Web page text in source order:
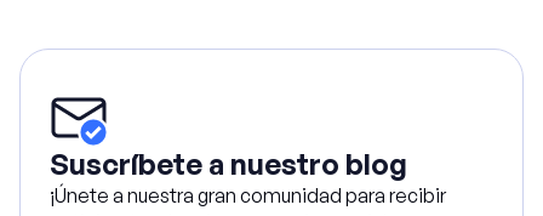
Suscríbete a nuestro blog
¡Únete a nuestra gran comunidad para recibir